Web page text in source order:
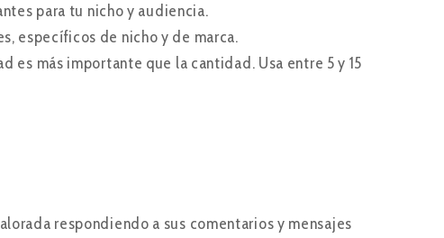
para tu nicho y audiencia.
específicos de nicho y de marca.
es más importante que la cantidad. Usa entre 5 y 15
respondiendo a sus comentarios y mensajes